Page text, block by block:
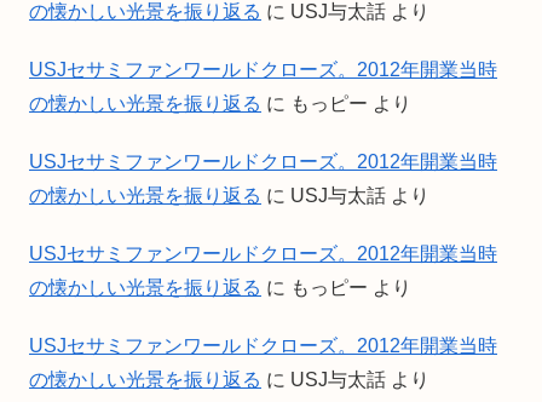
の懐かしい光景を振り返る に USJ与太話 より
USJセサミファンワールドクローズ。2012年開業当時
の懐かしい光景を振り返る に もっピー より
USJセサミファンワールドクローズ。2012年開業当時
の懐かしい光景を振り返る に USJ与太話 より
USJセサミファンワールドクローズ。2012年開業当時
の懐かしい光景を振り返る に もっピー より
USJセサミファンワールドクローズ。2012年開業当時
の懐かしい光景を振り返る に USJ与太話 より